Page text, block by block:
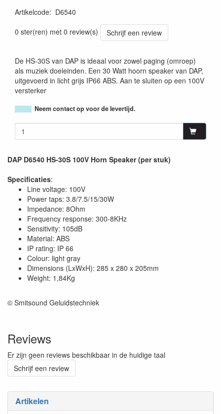
Artikelen
Artikelcode: D6540
0 ster(ren) met 0 review(s)
Schrijf een review
De HS-30S van DAP is ideaal voor zowel paging (omroep)
als muziek doeleinden. Een 30 Watt hoorn speaker van DAP,
uitgevoerd in licht grijs IP66 ABS. Aan te sluiten op een 100V
versterker
Neem contact op voor de levertijd.
DAP D6540 HS-30S 100V Horn Speaker (per stuk)
Specificaties:
Line voltage: 100V
Power taps: 3.8/7.5/15/30W
Impedance: 8Ohm
Frequency response: 300-8KHz
Sensitivity: 105dB
Material: ABS
IP rating: IP 66
Colour: light gray
Dimensions (LxWxH): 285 x 280 x 205mm
Weight: 1,84Kg
© Smitsound Geluidstechniek
Reviews
Er zijn geen reviews beschikbaar in de huidige taal
Schrijf een review